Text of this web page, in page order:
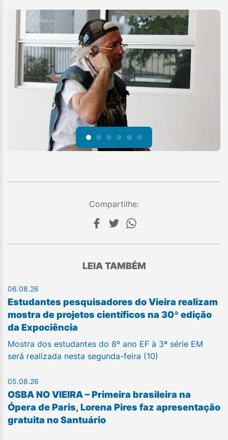
Compartilhe:
LEIA TAMBÉM
06.08.26
Estudantes pesquisadores do Vieira realizam
mostra de projetos científicos na 30ª edição
da Expociência
Mostra dos estudantes do 8º ano EF à 3ª série EM
será realizada nesta segunda-feira (10)
05.08.26
OSBA NO VIEIRA – Primeira brasileira na
Ópera de Paris, Lorena Pires faz apresentação
gratuita no Santuário